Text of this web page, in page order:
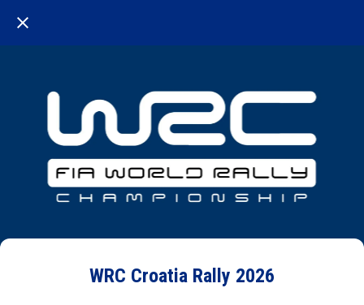
WRC Croatia Rally 2026